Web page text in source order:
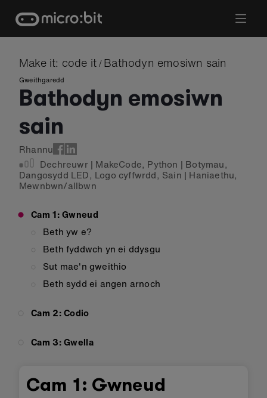
content
Make it: code it / Bathodyn emosiwn sain
Gweithgaredd
Bathodyn emosiwn
sain
Rhannu
Dechreuwr | MakeCode, Python | Botymau,
Dangosydd LED, Logo cyffwrdd, Sain | Haniaethu,
Mewnbwn/allbwn
Cam 1: Gwneud
Beth yw e?
Beth fyddwch yn ei ddysgu
Sut mae'n gweithio
Beth sydd ei angen arnoch
Cam 2: Codio
Cam 3: Gwella
Cam 1: Gwneud